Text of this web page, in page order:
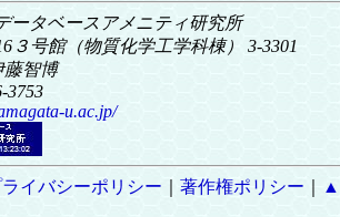
ータベースアメニティ研究所
３号館（物質化学工学科棟） 3-3301
藤智博
3753
u.ac.jp/
ライバシーポリシー 著作権ポリシー ▲